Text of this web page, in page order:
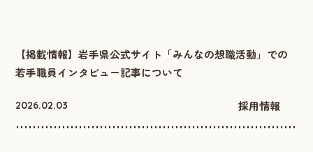
【掲載情報】岩手県公式サイト「みんなの想職活動」での
若手職員インタビュー記事について
2026.02.03 採用情報